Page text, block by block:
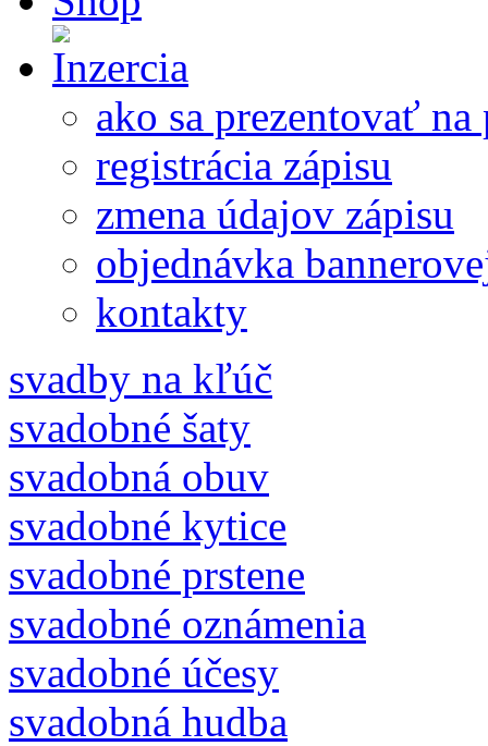
ako sa prezentovať
registrácia zápisu
zmena údajov zápisu
objednávka
kontakty
svadby na kľúč
svadobné šaty
svadobná obuv
svadobné kytice
svadobné prstene
svadobné oznámenia
svadobné účesy
svadobná hudba